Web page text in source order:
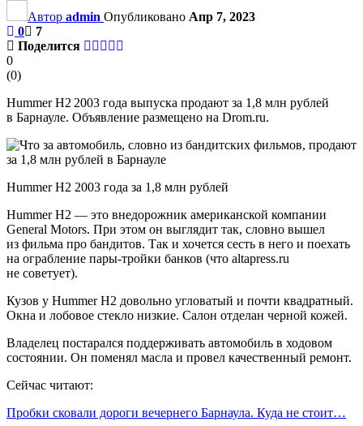
Автор admin Опубликовано Апр 7, 2023
0
7
Поделится
0
(0)
Hummer H2 2003 года выпуска продают за 1,8 млн рублей
в Барнауле. Объявление размещено на Drom.ru.
Hummer H2 2003 года за 1,8 млн рублей
Hummer H2 — это внедорожник американской компании
General Motors. При этом он выглядит так, словно вышел
из фильма про бандитов. Так и хочется сесть в него и поехать
на ограбление пары-тройки банков (что altapress.ru
не советует).
Кузов у Hummer H2 довольно угловатый и почти квадратный.
Окна и лобовое стекло низкие. Салон отделан черной кожей.
Владелец постарался поддерживать автомобиль в ходовом
состоянии. Он поменял масла и провел качественный ремонт.
Сейчас читают:
Пробки сковали дороги вечернего Барнаула. Куда не стоит…